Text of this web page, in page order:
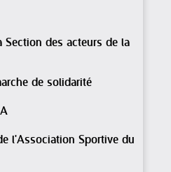
Section des acteurs de la
de solidarité
l'Association Sportive du